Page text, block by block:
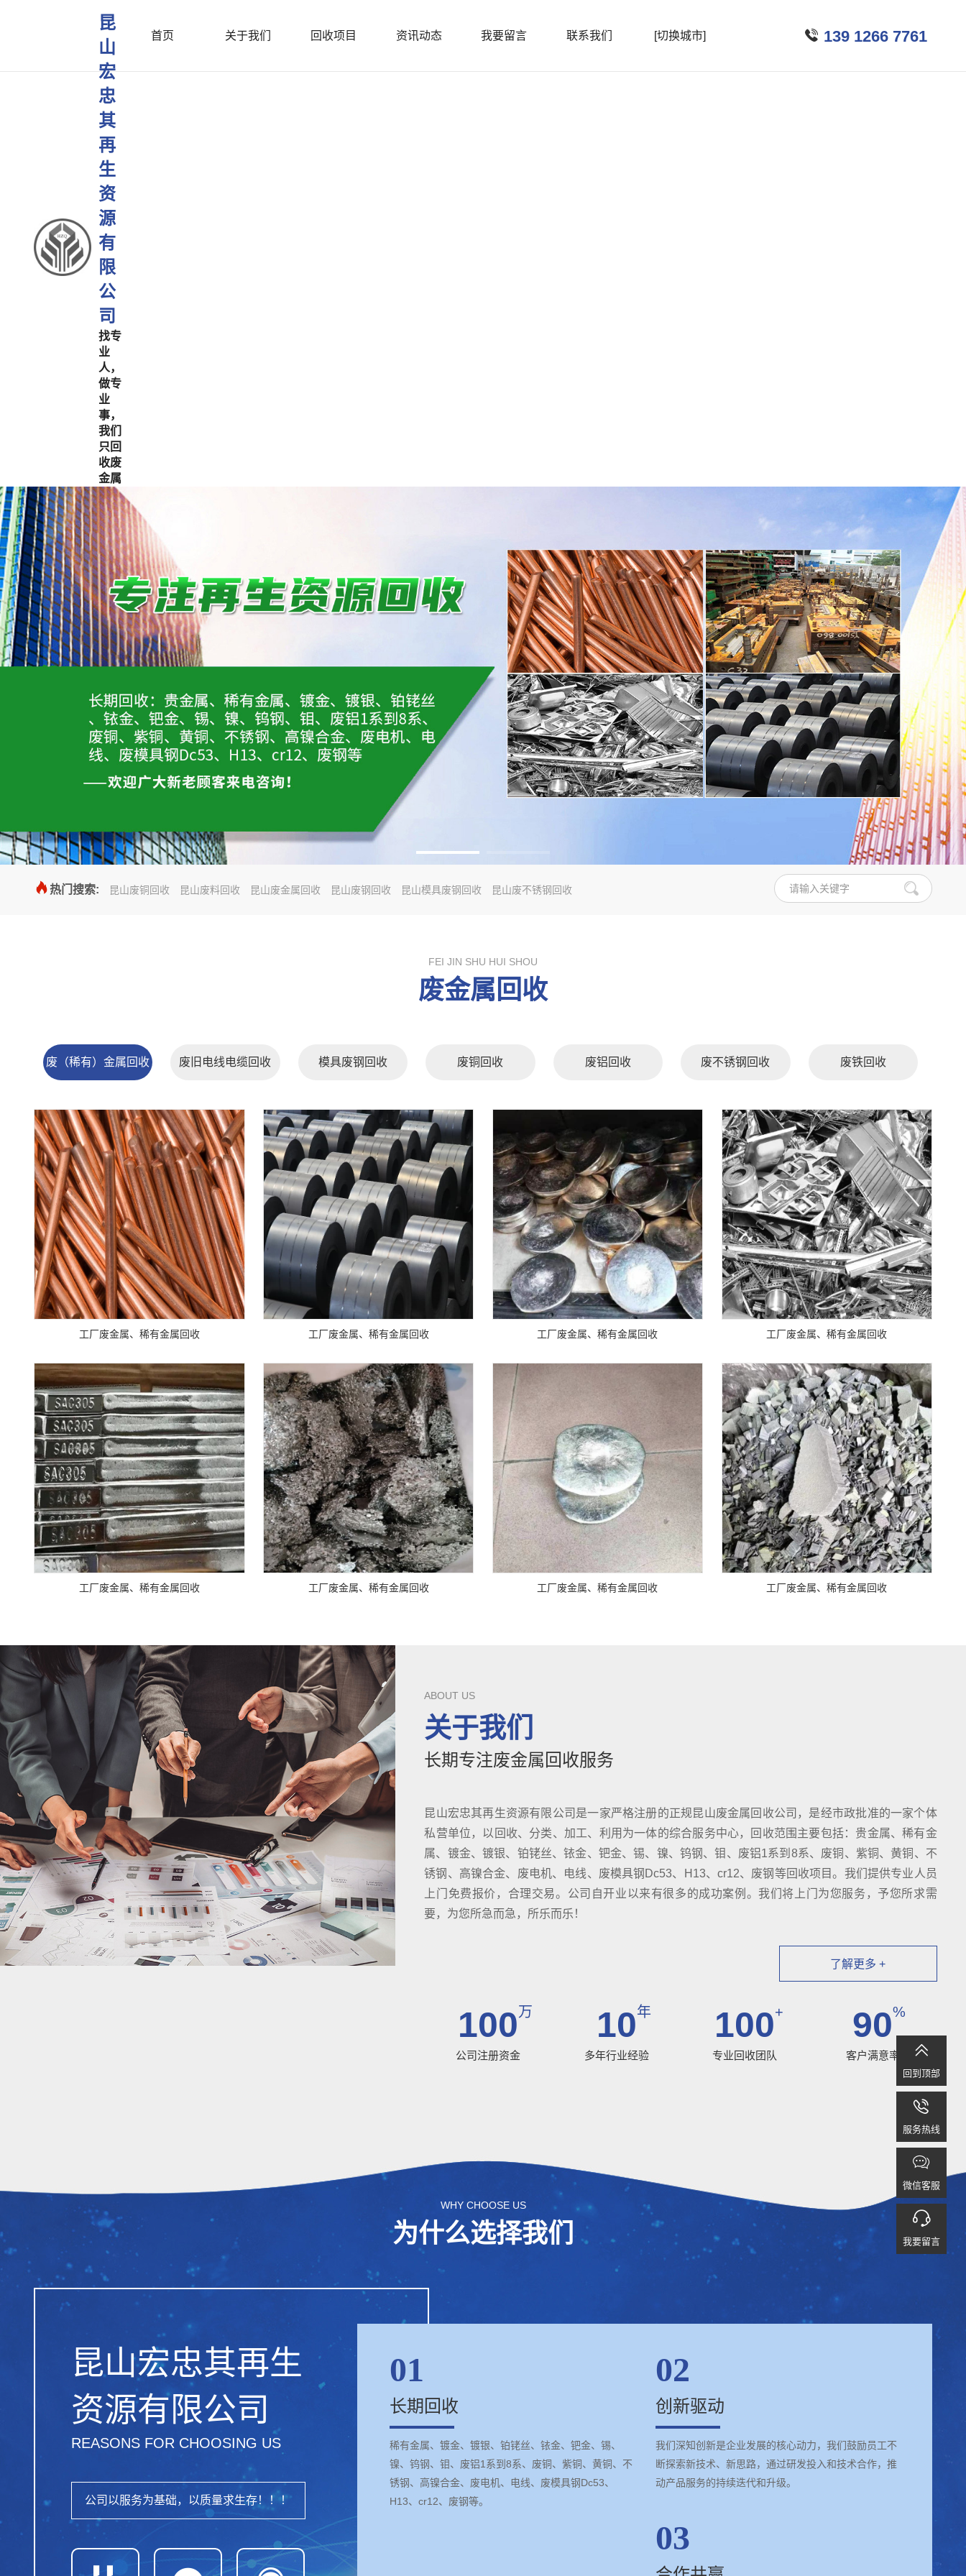
昆
山
宏
忠
其
再
生
资
源
有
限
公
司
找专
业
人，
做专
业
事，
我们
只回
收废
金属
首页 关于我们 回收项目 资讯动态 我要留言 联系我们 [切换城市]  139 1266 7761
热门搜索: 昆山废铜回收 昆山废料回收 昆山废金属回收 昆山废钢回收 昆山模具废钢回收 昆山废不锈钢回收
FEI JIN SHU HUI SHOU
废金属回收
废（稀有）金属回收 废旧电线电缆回收 模具废钢回收 废铜回收 废铝回收 废不锈钢回收 废铁回收
工厂废金属、稀有金属回收 工厂废金属、稀有金属回收 工厂废金属、稀有金属回收 工厂废金属、稀有金属回收
工厂废金属、稀有金属回收 工厂废金属、稀有金属回收 工厂废金属、稀有金属回收 工厂废金属、稀有金属回收
ABOUT US
关于我们
长期专注废金属回收服务
昆山宏忠其再生资源有限公司是一家严格注册的正规昆山废金属回收公司，是经市政批准的一家个体
私营单位，以回收、分类、加工、利用为一体的综合服务中心，回收范围主要包括：贵金属、稀有金
属、镀金、镀银、铂铑丝、铱金、钯金、锡、镍、钨钢、钼、废铝1系到8系、废铜、紫铜、黄铜、不
锈钢、高镍合金、废电机、电线、废模具钢Dc53、H13、cr12、废钢等回收项目。我们提供专业人员
上门免费报价，合理交易。公司自开业以来有很多的成功案例。我们将上门为您服务，予您所求需
要，为您所急而急，所乐而乐！
了解更多 +
100万
公司注册资金
10年
多年行业经验
100+
专业回收团队
90%
客户满意率
WHY CHOOSE US
为什么选择我们
昆山宏忠其再生
资源有限公司
REASONS FOR CHOOSING US
公司以服务为基础，以质量求生存！！！
01
长期回收
稀有金属、镀金、镀银、铂铑丝、铱金、钯金、锡、
镍、钨钢、钼、废铝1系到8系、废铜、紫铜、黄铜、不
锈钢、高镍合金、废电机、电线、废模具钢Dc53、
H13、cr12、废钢等。
02
创新驱动
我们深知创新是企业发展的核心动力，我们鼓励员工不
断探索新技术、新思路，通过研发投入和技术合作，推
动产品服务的持续迭代和升级。
03

回到顶部

服务热线

微信客服

我要留言